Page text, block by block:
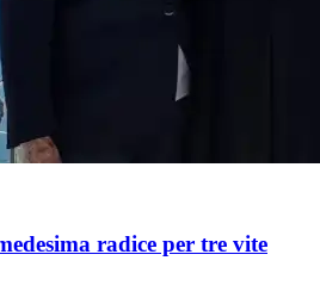
radice per tre vite